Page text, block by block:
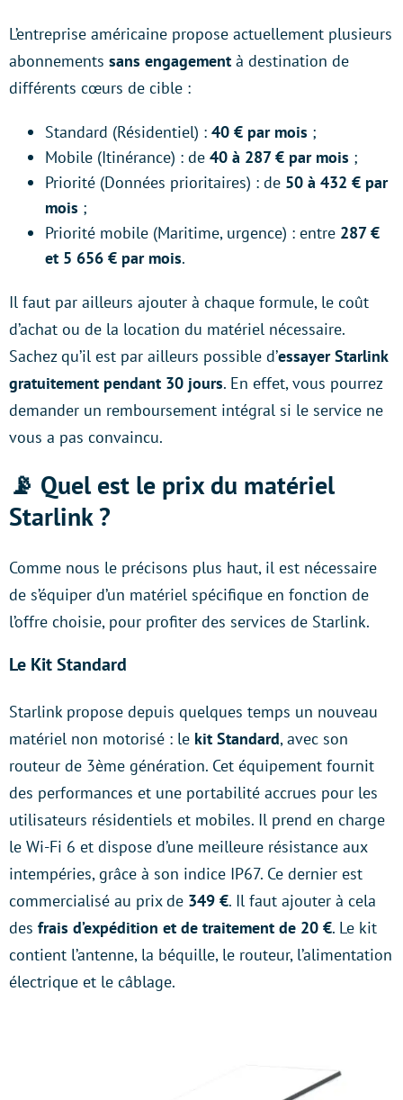
L’entreprise américaine propose actuellement plusieurs
abonnements sans engagement à destination de
différents cœurs de cible :
Standard (Résidentiel) : 40 € par mois ;
Mobile (Itinérance) : de 40 à 287 € par mois ;
Priorité (Données prioritaires) : de 50 à 432 € par
mois ;
Priorité mobile (Maritime, urgence) : entre 287 €
et 5 656 € par mois.
Il faut par ailleurs ajouter à chaque formule, le coût
d’achat ou de la location du matériel nécessaire.
Sachez qu’il est par ailleurs possible d’essayer Starlink
gratuitement pendant 30 jours. En effet, vous pourrez
demander un remboursement intégral si le service ne
vous a pas convaincu.
📡 Quel est le prix du matériel
Starlink ?
Comme nous le précisons plus haut, il est nécessaire
de s’équiper d’un matériel spécifique en fonction de
l’offre choisie, pour profiter des services de Starlink.
Le Kit Standard
Starlink propose depuis quelques temps un nouveau
matériel non motorisé : le kit Standard, avec son
routeur de 3ème génération. Cet équipement fournit
des performances et une portabilité accrues pour les
utilisateurs résidentiels et mobiles. Il prend en charge
le Wi-Fi 6 et dispose d’une meilleure résistance aux
intempéries, grâce à son indice IP67. Ce dernier est
commercialisé au prix de 349 €. Il faut ajouter à cela
des frais d’expédition et de traitement de 20 €. Le kit
contient l’antenne, la béquille, le routeur, l’alimentation
électrique et le câblage.